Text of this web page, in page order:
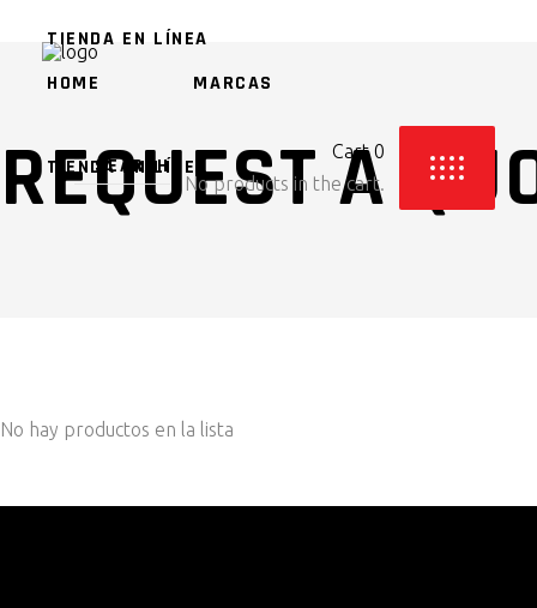
HOME MARCAS
TIENDA EN LÍNEA
Cart 0
No products in the cart.
TIENDA EN LÍNEA
REQUEST A
No hay productos en la lista